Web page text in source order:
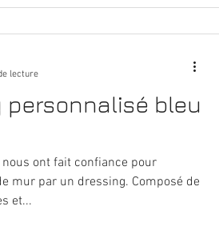
personnalisé bleu
ont fait confiance pour
mur par un dressing. Composé de
et...
lecture